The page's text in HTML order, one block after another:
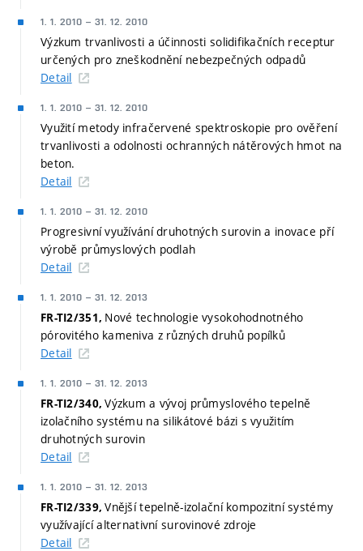
1. 1. 2010 – 31. 12. 2010
Výzkum trvanlivosti a účinnosti solidifikačních receptur
určených pro zneškodnění nebezpečných odpadů
Detail
1. 1. 2010 – 31. 12. 2010
Využití metody infračervené spektroskopie pro ověření
trvanlivosti a odolnosti ochranných nátěrových hmot na
beton.
Detail
1. 1. 2010 – 31. 12. 2010
Progresivní využívání druhotných surovin a inovace pří
výrobě průmyslových podlah
Detail
1. 1. 2010 – 31. 12. 2013
FR-TI2/351, Nové technologie vysokohodnotného
pórovitého kameniva z různých druhů popílků
Detail
1. 1. 2010 – 31. 12. 2013
FR-TI2/340,Výzkum a vývoj průmyslového tepelně
izolačního systému na silikátové bázi s využitím
druhotných surovin
Detail
1. 1. 2010 – 31. 12. 2013
FR-TI2/339,Vnější tepelně-izolační kompozitní systémy
využívající alternativní surovinové zdroje
Detail